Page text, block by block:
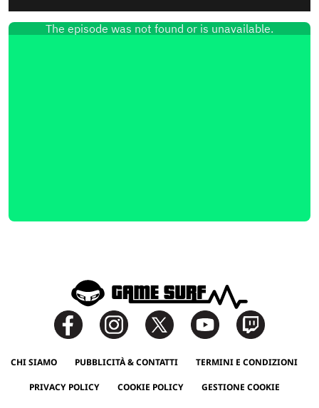
CHI SIAMO PUBBLICITÀ & CONTATTI TERMINI E CONDIZIONI
PRIVACY POLICY COOKIE POLICY GESTIONE COOKIE